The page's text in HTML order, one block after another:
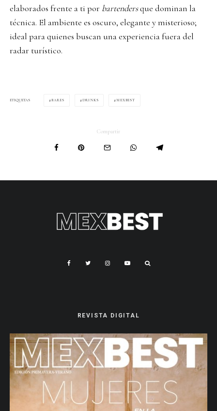
elaborados frente a ti por bartendersque dominan la
técnica. El ambiente es oscuro, elegante y misterioso;
ideal para quienes buscan una experiencia fuera del
radar turístico.
ETIQUETAS BARES DRINKS MEXBEST
Compartir
REVISTA DIGITAL